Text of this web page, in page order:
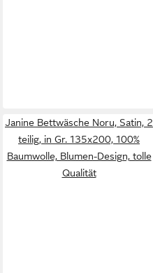
Janine Bettwäsche Noru, Satin, 2
teilig, in Gr. 135x200, 100%
Baumwolle, Blumen-Design, tolle
Qualität